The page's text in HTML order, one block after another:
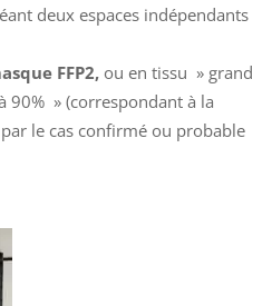
deux espaces indépendants
FFP2, ou en tissu » grand
» (correspondant à la
le cas confirmé ou probable